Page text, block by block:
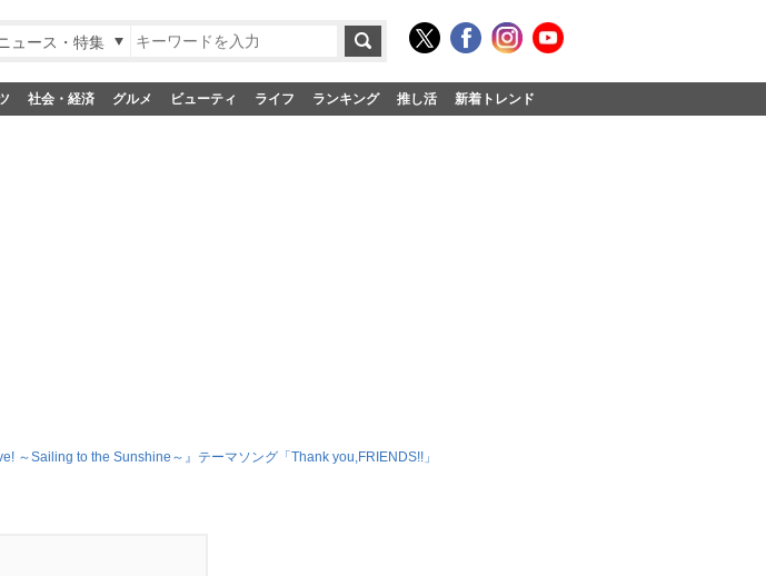
ュース・特集
社会・経済 グルメ ビューティ ライフ ランキング 推し活 新着トレンド
～Sailing to the Sunshine～』テーマソング「Thank you,FRIENDS!!」